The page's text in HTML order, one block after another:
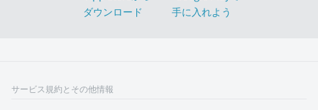
サービス規約とその他情報